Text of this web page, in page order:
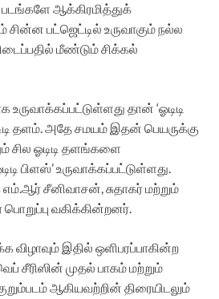
ஆக்கிரமித்துக்
பட்ஜெட்டில் உருவாகும் நல்ல
மீண்டும் சிக்கல்
உருவாக்கப்பட்டுள்ளது தான் ‘ஓடிடி
தளம். அதே சமயம் இதன் பெயருக்கு
சில ஓடிடி தளங்களை
பிளஸ்’ உருவாக்கப்பட்டுள்ளது.
சீனிவாசன், சுதாகர் மற்றும்
வகிக்கின்றனர்.
விழாவும் இதில் ஒளிபரப்பாகின்ற
சீரிஸின் முதல் பாகம் மற்றும்
ஆகியவற்றின் திரையிடலும்